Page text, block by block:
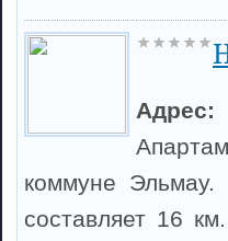
Адрес:
коммуне Эльмау.
составляет 16